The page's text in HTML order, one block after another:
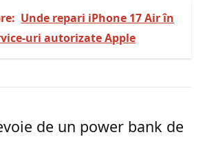
Unde repari iPhone 17 Air în
uri autorizate Apple
de un power bank de